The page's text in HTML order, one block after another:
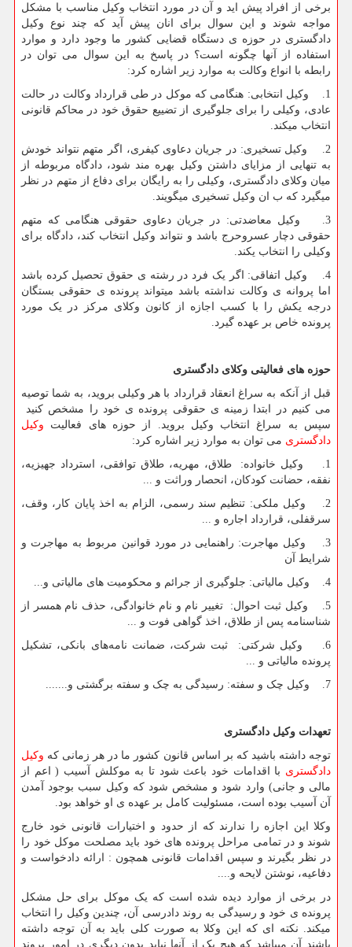
برخی از افراد پیش اید و آن در مورد انتخاب وکیل مناسب با مشکل
مواجه شوند و این سوال برای انان پیش آید که چند نوع وکیل
دادگستری در حوزه ی دستگاه قضایی کشور ما وجود دارد و موارد
استفاده از آنها چگونه است؟ در پاسخ به این سوال می توان در
رابطه با انواع وکالت به موارد زیر اشاره کرد:
1. وکیل انتخابی: هنگامی که موکل در طی قرارداد وکالت در حالت
عادی، وکیلی را برای جلوگیری از تضییع حقوق خود در محاکم قانونی
انتخاب میکند.
2. وکیل تسخیری: در جریان دعاوی کیفری، اگر متهم نتواند خودش
به تنهایی از مزایای داشتن وکیل بهره مند شود، دادگاه مربوطه از
میان وکلای دادگستری، وکیلی را به رایگان برای دفاع از متهم در نظر
میگیرد که ب ان وکیل تسخیری میگویند.
3. وکیل معاضدتی: در جریان دعاوی حقوقی هنگامی که متهم
حقوقی دچار عسروحرج باشد و نتواند وکیل انتخاب کند، دادگاه برای
وکیلی را انتخاب یکند.
4. وکیل اتفاقی: اگر یک فرد در رشته ی حقوق تحصیل کرده باشد
اما پروانه ی وکالت نداشته باشد میتواند پرونده ی حقوقی بستگان
درجه یکش را با کسب اجازه از کانون وکلای مرکز در یک مورد
پرونده خاص بر عهده گیرد.
حوزه های فعالیتی وکلای دادگستری
قبل از آنکه به سراغ انعقاد قرارداد با هر وکیلی بروید، به شما توصیه
می کنیم در ابتدا زمینه ی حقوقی پرونده ی خود را مشخص کنید
سپس به سراغ انتخاب وکیل بروید. از حوزه های فعالیت وکیل
دادگستری می توان به موارد زیر اشاره کرد:
1. وکیل خانواده: طلاق، مهریه، طلاق توافقی، استرداد جهیزیه،
نفقه، حضانت کودکان، انحصار وراثت و ...
2. وکیل ملکی: تنظیم سند رسمی، الزام به اخذ پایان کار، وقف،
سرقفلی، قرارداد اجاره و ...
3. وکیل مهاجرت: راهنمایی در مورد قوانین مربوط به مهاجرت و
شرایط آن
4. وکیل مالیاتی: جلوگیری از جرائم و محکومیت های مالیاتی و...
5. وکیل ثبت احوال: تغییر نام و نام خانوادگی، حذف نام همسر از
شناسنامه پس از طلاق، اخذ گواهی فوت و ...
6. وکیل شرکتی: ثبت شرکت، ضمانت نامه‌های بانکی، تشکیل
پرونده مالیاتی و ...
7. وکیل چک و سفته: رسیدگی به چک و سفته برگشتی و.......
تعهدات وکیل دادگستری
توجه داشته باشید که بر اساس قانون کشور ما در هر زمانی که وکیل
دادگستری با اقدامات خود باعث شود تا به موکلش آسیب ( اعم از
مالی و جانی) وارد شود و مشخص شود که وکیل سبب بوجود آمدن
آن آسیب بوده است، مسئولیت کامل بر عهده ی او خواهد بود.
وکلا این اجازه را ندارند که از حدود و اختیارات قانونی خود خارج
شوند و در تمامی مراحل پرونده های خود باید مصلحت موکل خود را
در نظر بگیرند و سپس اقدامات قانونی همچون : ارائه دادخواست و
دفاعیه، نوشتن لایحه و....
در برخی از موارد دیده شده است که یک موکل برای حل مشکل
پرونده ی خود و رسیدگی به روند دادرسی آن، چندین وکیل را انتخاب
میکند. نکته ای که این وکلا به صورت کلی باید به آن توجه داشته
باشند آن میباشد که هیچ یک از آنها نباید بدون دیگری در امور پروند